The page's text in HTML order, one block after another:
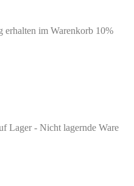
erhalten im Warenkorb 10%
Lager - Nicht lagernde Ware